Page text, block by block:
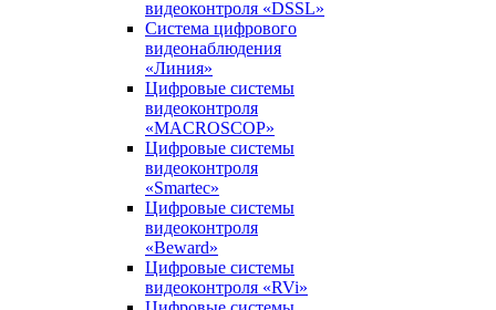
видеоконтроля «DSSL»
Система цифрового
видеонаблюдения
«Линия»
Цифровые системы
видеоконтроля
«MACROSCOP»
Цифровые системы
видеоконтроля
«Smartec»
Цифровые системы
видеоконтроля
«Beward»
Цифровые системы
видеоконтроля «RVi»